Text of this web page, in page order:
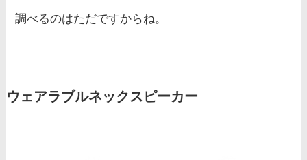
調べるのはただですからね。
ウェアラブルネックスピーカー